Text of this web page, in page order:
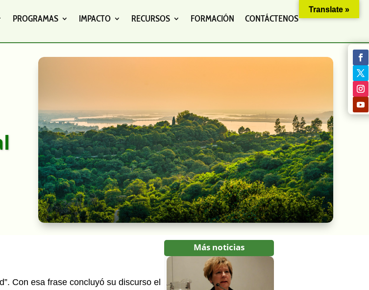
PROGRAMAS IMPACTO RECURSOS FORMACIÓN CONTÁCTENOS
Con esa frase concluyó su discurso el
Más noticias
Translate »